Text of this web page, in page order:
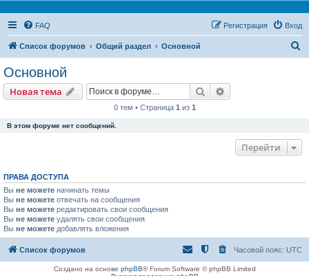
FAQ Вход
Регистрация
Список форумов Общий раздел Основной
Основной
Новая тема Поиск
0 тем • Страница 1 из 1
В этом форуме нет сообщений.
Перейти
ПРАВА ДОСТУПА
Вы не можете начинать темы
Вы не можете отвечать на сообщения
Вы не можете редактировать свои сообщения
Вы не можете удалять свои сообщения
Вы не можете добавлять вложения
Список форумов Часовой пояс: UTC
Создано на основе phpBB® Forum Software © phpBB Limited